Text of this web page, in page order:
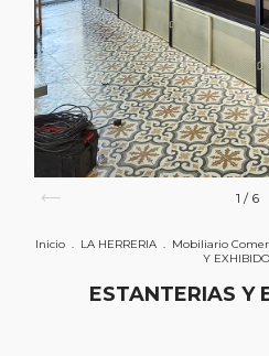
1 / 6
Inicio . LA HERRERIA . Mobiliario
Y
ESTANTERIAS Y